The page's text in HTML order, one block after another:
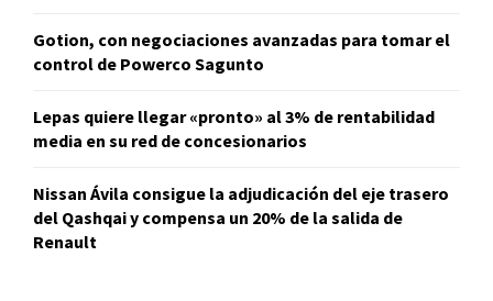
Gotion, con negociaciones avanzadas para tomar el
control de Powerco Sagunto
Lepas quiere llegar «pronto» al 3% de rentabilidad
media en su red de concesionarios
Nissan Ávila consigue la adjudicación del eje trasero
del Qashqai y compensa un 20% de la salida de
Renault